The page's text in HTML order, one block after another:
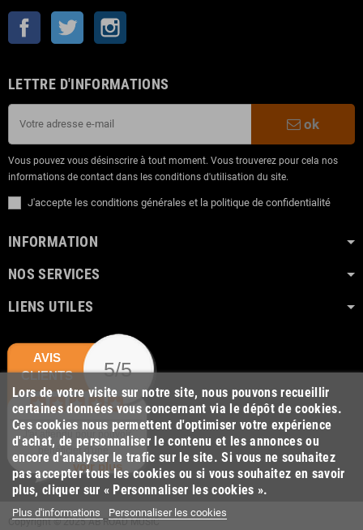
Facebook Twitter
LETTRE D'INFORMATIONS
ok
Vous pouvez vous désinscrire à tout moment. Vous trouverez pour cela nos
informations de contact dans les conditions d'utilisation du site.
J'accepte les conditions générales et la politique de confidentialité
INFORMATION
NOS SERVICES
LIENS UTILES
Lors de votre visite sur notre site, nous pouvons recueillir
certaines données vous concernant via le dépôt de cookies.
Ces cookies nous permettent d'optimiser votre expérience
d'achat, de personnaliser le contenu et les annonces ou
encore d'analyser le trafic sur le site. Si vous ne souhaitez
pas accepter tous les cookies ou si vous souhaitez en savoir
plus, cliquer sur « Personnaliser les cookies ».
Plus d'informations Personnaliser les cookies
AVIS
CLIENTS
5/5
J'ai attendu pour pouvoir
bénéficier d'une...
voir plus
Copyright © 2025 AB ROAD MUSIC